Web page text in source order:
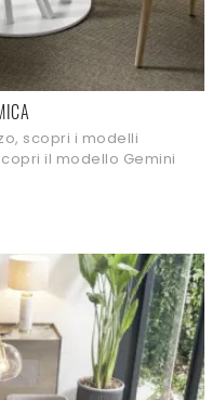
scopri i modelli
il modello Gemini